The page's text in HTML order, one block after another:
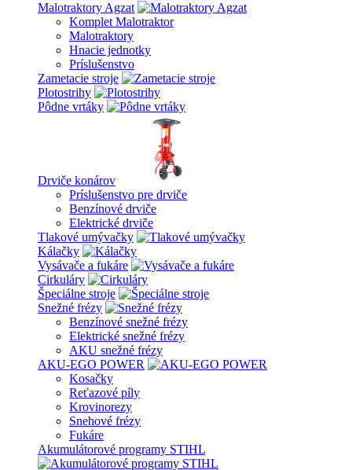
Malotraktory Agzat
Komplet Malotraktor
Malotraktory
Hnacie jednotky
Príslušenstvo
Zametacie stroje
Plotostrihy
Pôdne vrtáky
Drviče konárov
Príslušenstvo pre drviče
Benzínové drviče
Elektrické drviče
Tlakové umývačky
Kálačky
Vysávače a fukáre
Cirkuláry
Špeciálne stroje
Snežné frézy
Benzínové snežné frézy
Elektrické snežné frézy
AKU snežné frézy
AKU-EGO POWER
Kosačky
Reťazové píly
Krovinorezy
Snehové frézy
Fukáre
Akumulátorové programy STIHL